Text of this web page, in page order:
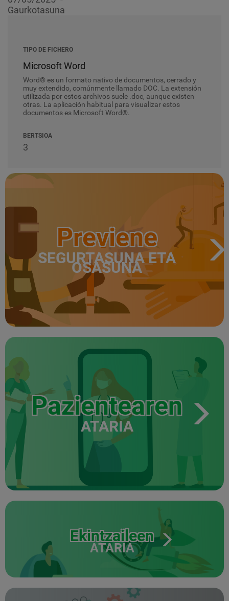
Gaurkotasuna
TIPO DE FICHERO
Microsoft Word
Word® es un formato nativo de documentos, cerrado y
muy extendido, comúnmente llamado DOC. La extensión
utilizada por estos archivos suele .doc, aunque existen
otras. La aplicación habitual para visualizar estos
documentos es Microsoft Word®.
BERTSIOA
3
Previene
SEGURTASUNA ETA
OSASUNA
Pazientearen
ATARIA
Ekintzaileen
ATARIA